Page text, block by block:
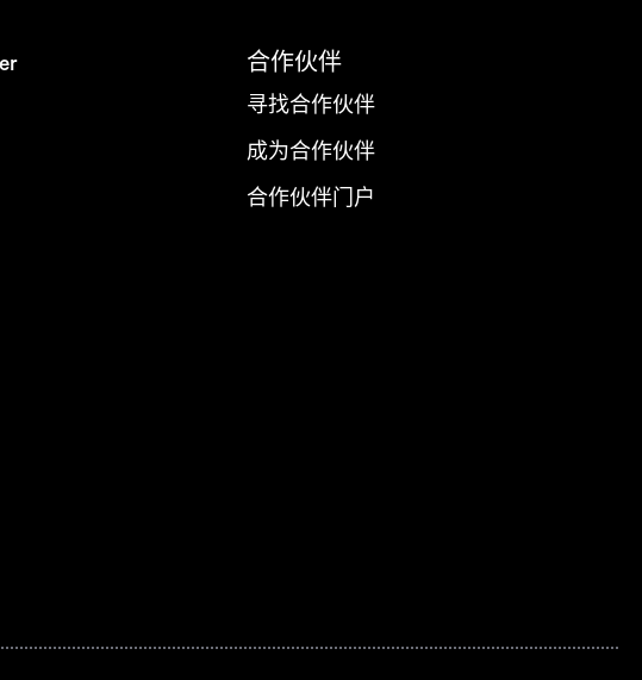
合作伙伴
寻找合作伙伴
成为合作伙伴
合作伙伴门户